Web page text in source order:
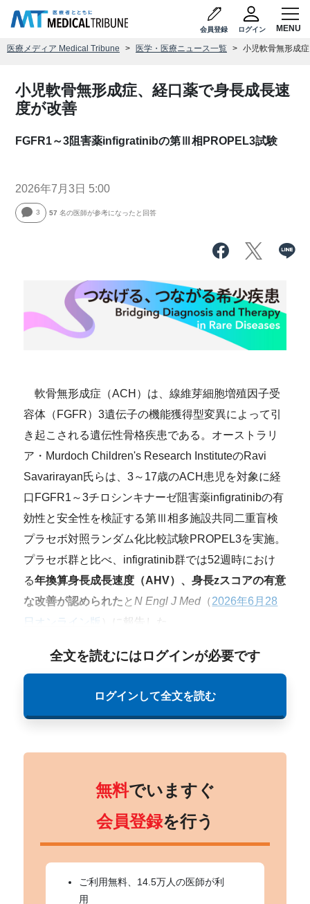
会員登録 ログイン
医療メディア Medical Tribune 医学・医療ニュース一覧 小児軟骨無形成
小児軟骨無形成症、経口薬で身長成長速
度が改善
FGFR1～3阻害薬infigratinibの第Ⅲ相PROPEL3試験
2026年7月3日 5:00
3 57 名の医師が参考になったと回答
軟骨無形成症（ACH）は、線維芽細胞増殖因子受
容体（FGFR）3遺伝子の機能獲得型変異によって引
き起こされる遺伝性骨格疾患である。オーストラリ
ア・Murdoch Children's Research InstituteのRavi
Savarirayan氏らは、3～17歳のACH患児を対象に経
口FGFR1～3チロシンキナーゼ阻害薬infigratinibの有
効性と安全性を検証する第Ⅲ相多施設共同二重盲検
プラセボ対照ランダム化比較試験PROPEL3を実施。
プラセボ群と比べ、infigratinib群では52週時におけ
る年換算身長成長速度（AHV）、身長zスコアの有意
な改善が認められた と N Engl J Med（2026年6月28
日オンライン版
）に報告した。
全文を読むにはログインが必要です
ログインして全文を読む
無料でいますぐ
会員登録を行う
ご利用無料、14.5万人の医師が利
用